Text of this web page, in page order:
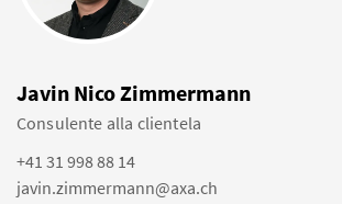
Javin Nico Zimmermann
Consulente alla clientela
+41 31 998 88 14
javin.zimmermann@axa.ch